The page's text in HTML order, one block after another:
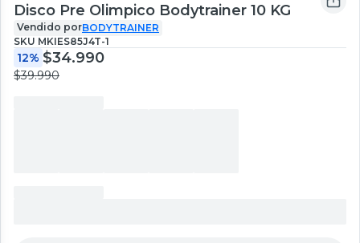
Disco Pre Olimpico Bodytrainer 10 KG
Vendido porBODYTRAINER
SKU MKIES85J4T-1
12% $34.990
$39.990